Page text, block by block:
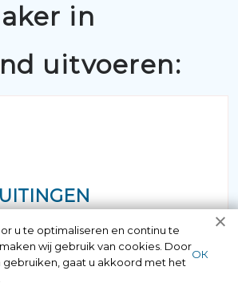
in
uitvoeren:
097006521500 krijgt u
een vakkundige
u te optimaliseren en continu te
wij gebruik van cookies. Door
gaat u akkoord met het
ОК